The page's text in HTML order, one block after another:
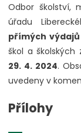
Odbor školství,
úřadu
přímých výdajů
škol a školských
29. 4. 2024.
uvedeny v
Přílohy